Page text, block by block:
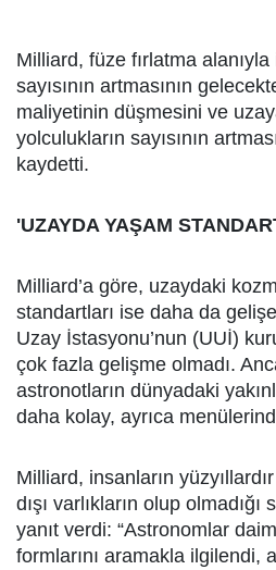
Milliard, füze fırlatma
sayısının artmasının
maliyetinin düşmesini ve
yolculukların sayısının
kaydetti.
'UZAYDA YAŞAM
Milliard’a göre, uzaydaki
standartları ise daha da
Uzay İstasyonu’nun (UUİ)
çok fazla gelişme olmadı.
astronotların dünyadaki
daha kolay, ayrıca
Milliard, insanların
dışı varlıkların olup
yanıt verdi: “Astronomlar
formlarını aramakla ilgilendi,